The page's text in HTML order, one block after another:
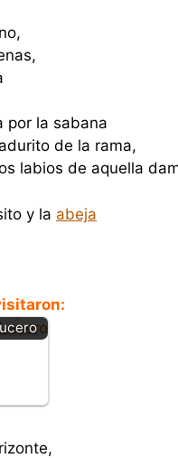
por la sabana
de la rama,
labios de aquella
y la abeja
-